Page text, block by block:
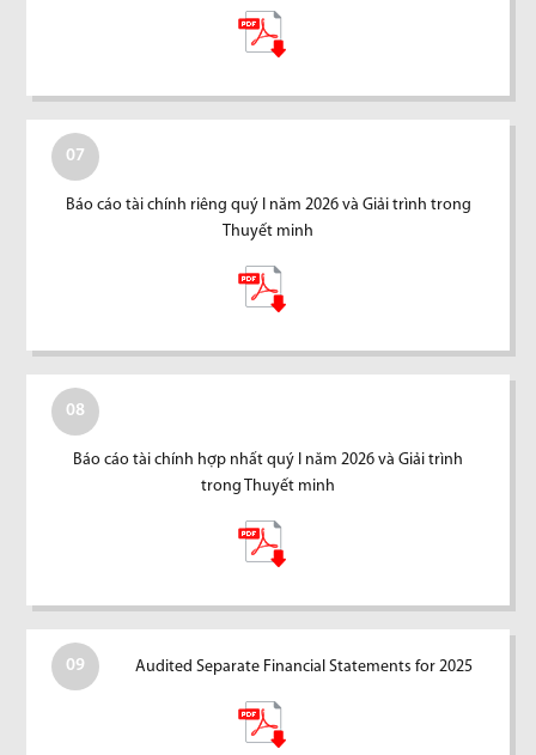
07
Báo cáo tài chính riêng quý I năm 2026 và Giải trình trong
Thuyết minh
08
Báo cáo tài chính hợp nhất quý I năm 2026 và Giải trình
trong Thuyết minh
09 Audited Separate Financial Statements for 2025